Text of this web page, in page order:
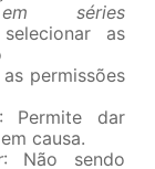
séries
as
permissões
: Permite dar
causa.
: Não sendo